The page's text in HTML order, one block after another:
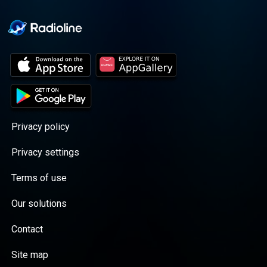
Privacy policy
Privacy settings
Terms of use
Our solutions
Contact
Site map